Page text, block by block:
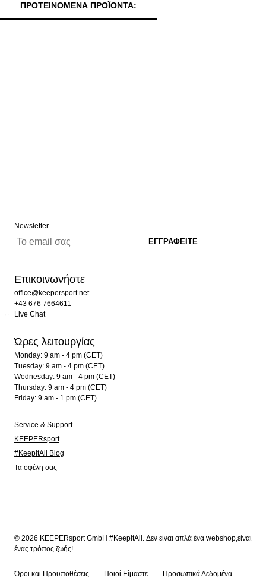
ΠΡΟΤΕΙΝΌΜΕΝΑ ΠΡΟΪΌΝΤΑ:
Newsletter
Επικοινωνήστε
office@keepersport.net
+43 676 7664611
Live Chat
Ώρες λειτουργίας
Monday: 9 am - 4 pm (CET)
Tuesday: 9 am - 4 pm (CET)
Wednesday: 9 am - 4 pm (CET)
Thursday: 9 am - 4 pm (CET)
Friday: 9 am - 1 pm (CET)
Service & Support
KEEPERsport
#KeepItAll Blog
Τα οφέλη σας
© 2026 KEEPERsport GmbH #KeepItAll. Δεν είναι απλά ένα webshop,είναι
ένας τρόπος ζωής!
Όροι και Προϋποθέσεις Ποιοί Είμαστε Προσωπικά Δεδομένα